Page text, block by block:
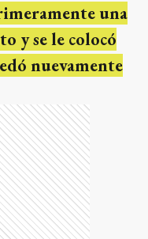
una
y se le colocó
nuevamente